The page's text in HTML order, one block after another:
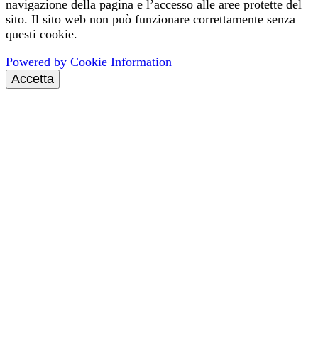
navigazione della pagina e l’accesso alle aree protette del
sito. Il sito web non può funzionare correttamente senza
questi cookie.
Powered by Cookie Information
Accetta